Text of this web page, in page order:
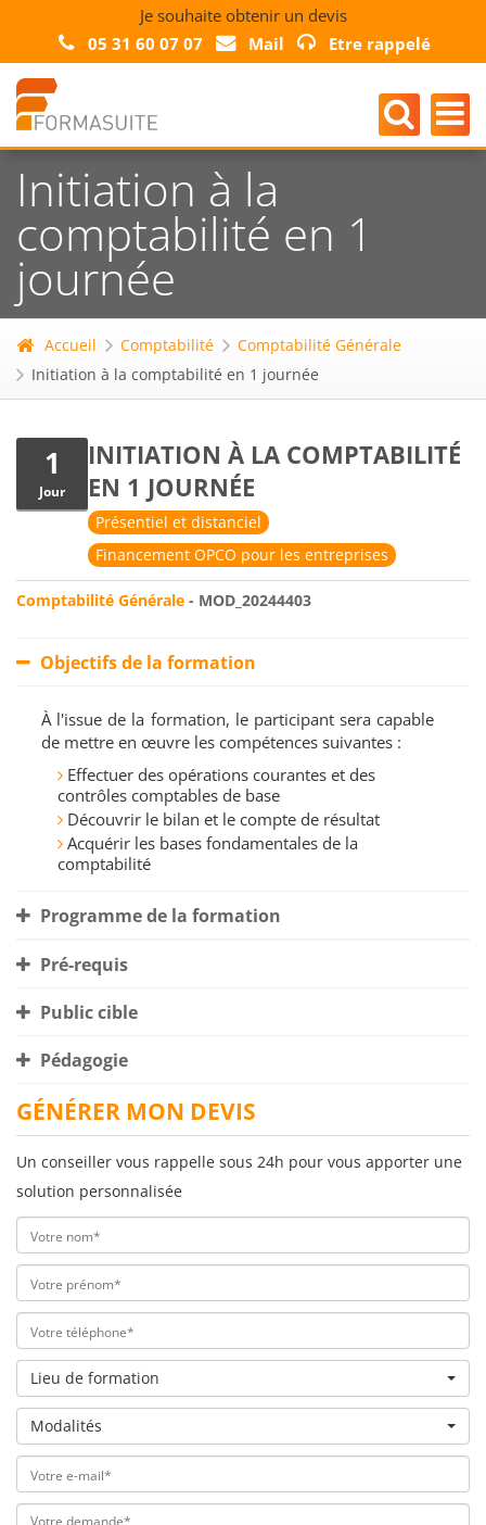
Je souhaite obtenir un devis
05 31 60 07 07
Mail Etre rappelé
Initiation à la
comptabilité en 1
journée
Accueil Comptabilité
Comptabilité Générale
Initiation à la comptabilité en 1 journée
1
Jour
INITIATION À LA COMPTABILITÉ
EN 1 JOURNÉE
Présentiel et distanciel
Financement OPCO pour les entreprises
Comptabilité Générale - MOD_20244403
Objectifs de la formation
À l'issue de la formation, le participant sera capable
de mettre en œuvre les compétences suivantes :
Effectuer des opérations courantes et des
contrôles comptables de base
Découvrir le bilan et le compte de résultat
Acquérir les bases fondamentales de la
comptabilité
Programme de la formation
Pré-requis
Public cible
Pédagogie
GÉNÉRER MON DEVIS
Un conseiller vous rappelle sous 24h pour vous apporter une
solution personnalisée
Lieu de formation
Modalités